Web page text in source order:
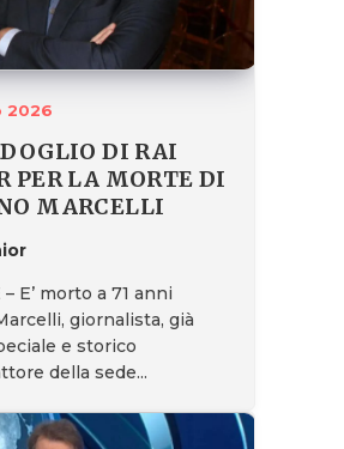
2026
DI RAI
PER LA MORTE DI
MARCELLI
E’ morto a 71 anni
giornalista, già
e storico
della sede...